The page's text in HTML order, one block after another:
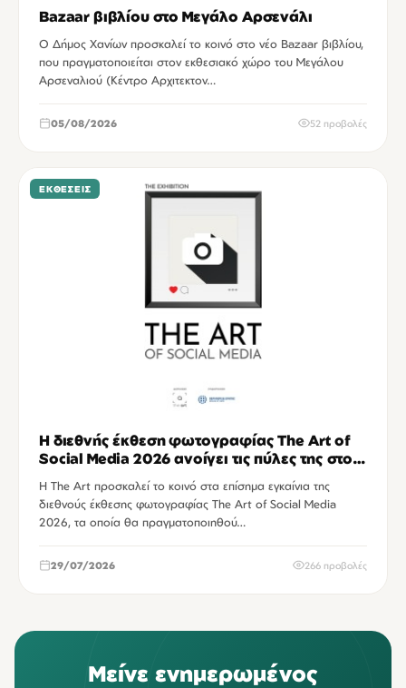
Bazaar βιβλίου στο Μεγάλο Αρσενάλι
Ο Δήμος Χανίων προσκαλεί το κοινό στο νέο Bazaar βιβλίου,
που πραγματοποιείται στον εκθεσιακό χώρο του Μεγάλου
Αρσεναλιού (Κέντρο Αρχιτεκτον…
05/08/2026 52 προβολές
ΕΚΘΈΣΕΙΣ
Η διεθνής έκθεση φωτογραφίας The Art of
Social Media 2026 ανοίγει τις πύλες της στο
Η The Art προσκαλεί το κοινό στα επίσημα εγκαίνια της
διεθνούς έκθεσης φωτογραφίας The Art of Social Media
2026, τα οποία θα πραγματοποιηθού…
29/07/2026 266 προβολές
Μείνε ενημερωμένος